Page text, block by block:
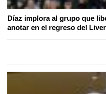
Díaz implora al grupo que
anotar en el regreso del